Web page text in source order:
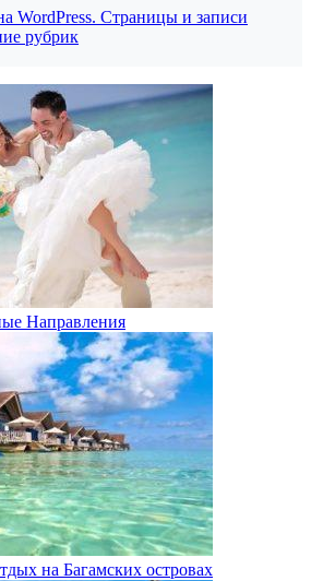
WordPress. Страницы и записи
рубрик
Направления
на Багамских островах